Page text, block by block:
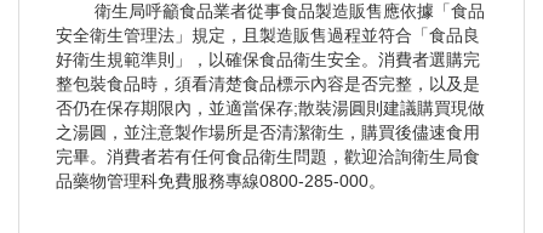
衛生局呼籲食品業者從事食品製造販售應依據「食品
安全衛生管理法」規定，且製造販售過程並符合「食品良
好衛生規範準則」，以確保食品衛生安全。消費者選購完
整包裝食品時，須看清楚食品標示內容是否完整，以及是
否仍在保存期限內，並適當保存;散裝湯圓則建議購買現做
之湯圓，並注意製作場所是否清潔衛生，購買後儘速食用
完畢。消費者若有任何食品衛生問題，歡迎洽詢衛生局食
品藥物管理科免費服務專線0800-285-000。